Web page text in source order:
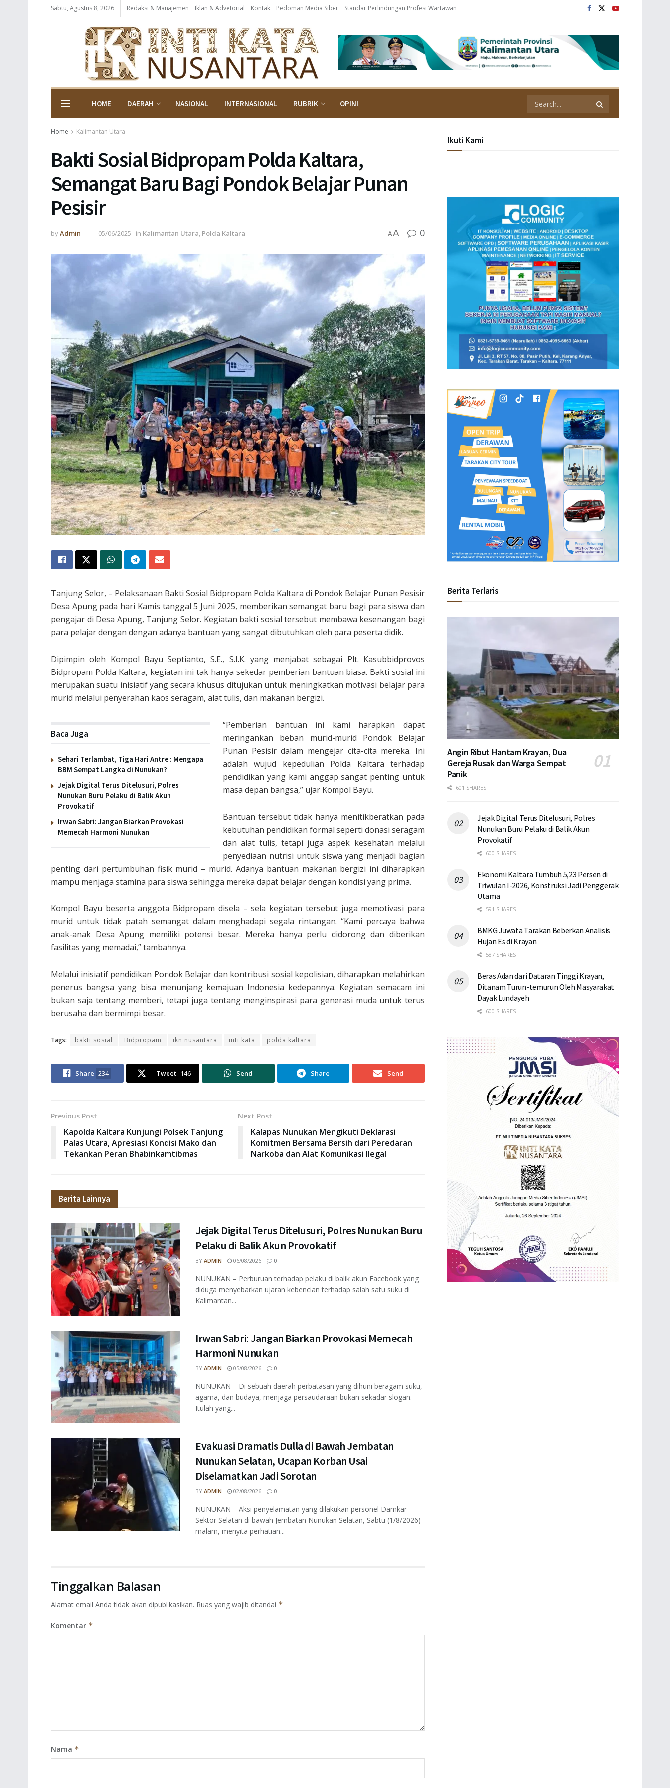
Sabtu, Agustus 8, 2026 Redaksi & Manajemen Iklan & Advetorial Kontak Pedoman Media Siber Standar Perlindungan Profesi Wartawan
HOME DAERAH NASIONAL INTERNASIONAL RUBRIK OPINI
Home Kalimantan Utara
Bakti Sosial Bidpropam Polda Kaltara,
Semangat Baru Bagi Pondok Belajar Punan
Pesisir
byAdmin 05/06/2025 in Kalimantan Utara, Polda Kaltara AA 0
Tanjung Selor, – Pelaksanaan Bakti Sosial Bidpropam Polda Kaltara di Pondok Belajar Punan Pesisir
Desa Apung pada hari Kamis tanggal 5 Juni 2025, memberikan semangat baru bagi para siswa dan
pengajar di Desa Apung, Tanjung Selor. Kegiatan bakti sosial tersebut membawa kesenangan bagi
para pelajar dengan dengan adanya bantuan yang sangat dibutuhkan oleh para peserta didik.
Dipimpin oleh Kompol Bayu Septianto, S.E., S.I.K. yang menjabat sebagai Plt. Kasubbidprovos
Bidpropam Polda Kaltara, kegiatan ini tak hanya sekedar pemberian bantuan biasa. Bakti sosial ini
merupakan suatu inisiatif yang secara khusus ditujukan untuk meningkatkan motivasi belajar para
murid melalui penyerahan kaos seragam, alat tulis, dan makanan bergizi.
Baca Juga
Sehari Terlambat, Tiga Hari Antre : Mengapa
BBM Sempat Langka di Nunukan?
Jejak Digital Terus Ditelusuri, Polres
Nunukan Buru Pelaku di Balik Akun
Provokatif
Irwan Sabri: Jangan Biarkan Provokasi
Memecah Harmoni Nunukan
“Pemberian bantuan ini kami harapkan dapat
meringankan beban murid-murid Pondok Belajar
Punan Pesisir dalam mengejar cita-cita mereka. Ini
adalah wujud kepedulian Polda Kaltara terhadap
pendidikan yang kami anggap sangat penting untuk
masa depan bangsa,” ujar Kompol Bayu.
Bantuan tersebut tidak hanya menitikberatkan pada
kebutuhan pendidikan formal seperti donasi seragam
dan alat tulis, tetapi juga aspek kesehatan melalui
penyediaan nutrisi untuk siswa yang menjadi bagian
penting dari pertumbuhan fisik murid – murid. Adanya bantuan makanan bergizi ini diharapkan
mampu menjaga stamina para siswa sehingga mereka dapat belajar dengan kondisi yang prima.
Kompol Bayu beserta anggota Bidpropam disela – sela kegiatan tersebut juga memotivasi para
murid untuk tidak patah semangat dalam menghadapi segala rintangan. “Kami percaya bahwa
anak-anak Desa Apung memiliki potensi besar. Mereka hanya perlu didorong dan diberikan
fasilitas yang memadai,” tambahnya.
Melalui inisiatif pendidikan Pondok Belajar dan kontribusi sosial kepolisian, diharapkan melahirkan
penerus bangsa yang bisa menunjang kemajuan Indonesia kedepannya. Kegiatan semacam ini
bukan saja tentang memberi, tetapi juga tentang menginspirasi para generasi muda untuk terus
berusaha dan bermimpi besar.
Tags: bakti sosial Bidpropam ikn nusantara inti kata polda kaltara
Share 234 Tweet 146 Send Share Send
Previous Post
Kapolda Kaltara Kunjungi Polsek Tanjung
Palas Utara, Apresiasi Kondisi Mako dan
Tekankan Peran Bhabinkamtibmas
Next Post
Kalapas Nunukan Mengikuti Deklarasi
Komitmen Bersama Bersih dari Peredaran
Narkoba dan Alat Komunikasi Ilegal
Berita Lainnya
Jejak Digital Terus Ditelusuri, Polres Nunukan Buru
Pelaku di Balik Akun Provokatif
BY ADMIN 06/08/2026 0
NUNUKAN – Perburuan terhadap pelaku di balik akun Facebook yang
diduga menyebarkan ujaran kebencian terhadap salah satu suku di
Kalimantan...
Irwan Sabri: Jangan Biarkan Provokasi Memecah
Harmoni Nunukan
BY ADMIN 05/08/2026 0
NUNUKAN – Di sebuah daerah perbatasan yang dihuni beragam suku,
agama, dan budaya, menjaga persaudaraan bukan sekadar slogan.
Itulah yang...
Evakuasi Dramatis Dulla di Bawah Jembatan
Nunukan Selatan, Ucapan Korban Usai
Diselamatkan Jadi Sorotan
BY ADMIN 02/08/2026 0
NUNUKAN – Aksi penyelamatan yang dilakukan personel Damkar
Sektor Selatan di bawah Jembatan Nunukan Selatan, Sabtu (1/8/2026)
malam, menyita perhatian...
Tinggalkan Balasan
Alamat email Anda tidak akan dipublikasikan. Ruas yang wajib ditandai *
Komentar *
Nama *
Ikuti Kami
Berita Terlaris
Angin Ribut Hantam Krayan, Dua
Gereja Rusak dan Warga Sempat
Panik
601 SHARES
Jejak Digital Terus Ditelusuri, Polres
Nunukan Buru Pelaku di Balik Akun
Provokatif
600 SHARES
Ekonomi Kaltara Tumbuh 5,23 Persen di
Triwulan I-2026, Konstruksi Jadi Penggerak
Utama
591 SHARES
BMKG Juwata Tarakan Beberkan Analisis
Hujan Es di Krayan
587 SHARES
Beras Adan dari Dataran Tinggi Krayan,
Ditanam Turun-temurun Oleh Masyarakat
Dayak Lundayeh
600 SHARES